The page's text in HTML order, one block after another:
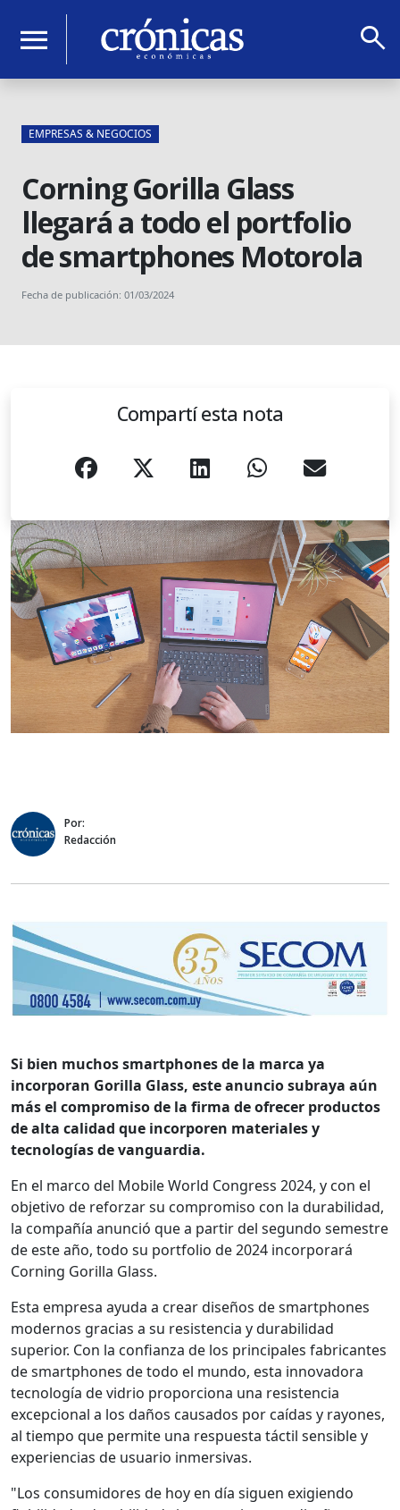
menu search
EMPRESAS & NEGOCIOS
Corning Gorilla Glass
llegará a todo el portfolio
de smartphones Motorola
Fecha de publicación: 01/03/2024
Compartí esta nota
Por:
Redacción
Si bien muchos smartphones de la marca ya
incorporan Gorilla Glass, este anuncio subraya aún
más el compromiso de la firma de ofrecer productos
de alta calidad que incorporen materiales y
tecnologías de vanguardia.
En el marco del Mobile World Congress 2024, y con el
objetivo de reforzar su compromiso con la durabilidad,
la compañía anunció que a partir del segundo semestre
de este año, todo su portfolio de 2024 incorporará
Corning Gorilla Glass.
Esta empresa ayuda a crear diseños de smartphones
modernos gracias a su resistencia y durabilidad
superior. Con la confianza de los principales fabricantes
de smartphones de todo el mundo, esta innovadora
tecnología de vidrio proporciona una resistencia
excepcional a los daños causados por caídas y rayones,
al tiempo que permite una respuesta táctil sensible y
experiencias de usuario inmersivas.
"Los consumidores de hoy en día siguen exigiendo